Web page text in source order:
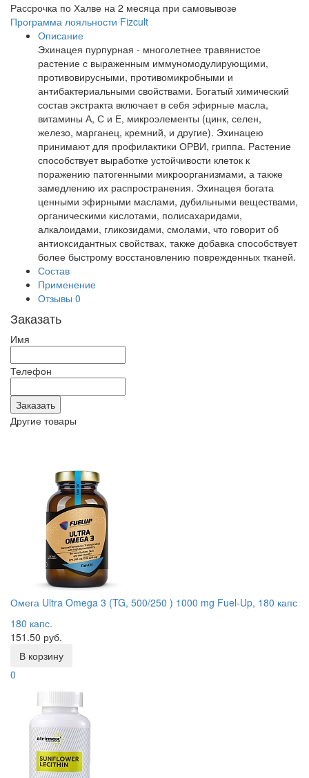
Рассрочка по Халве на 2 месяца при самовывозе
Программа лояльности Fizcult
Описание
Эхинацея пурпурная - многолетнее травянистое
растение с выраженным иммуномодулирующими,
противовирусными, противомикробными и
антибактериальными свойствами. Богатый химический
состав экстракта включает в себя эфирные масла,
витамины А, С и Е, микроэлементы (цинк, селен,
железо, марганец, кремний, и другие). Эхинацею
принимают для профилактики ОРВИ, гриппа. Растение
способствует выработке устойчивости клеток к
поражению патогенными микроорганизмами, а также
замедлению их распространения. Эхинацея богата
ценными эфирными маслами, дубильными веществами,
органическими кислотами, полисахаридами,
алкалоидами, гликозидами, смолами, что говорит об
антиоксидантных свойствах, также добавка способствует
более быстрому восстановлению поврежденных тканей.
Состав
Применение
Отзывы 0
Заказать
Имя
Телефон
Другие товары
Омега Ultra Omega 3 (TG, 500/250 ) 1000 mg Fuel-Up, 180 капс
180 капс.
151.50 руб.
В корзину
0